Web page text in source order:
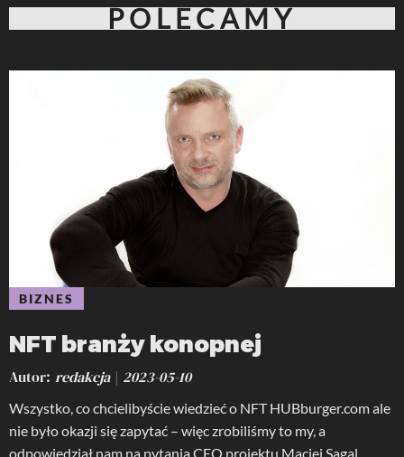
POLECAMY
BIZNES
NFT branży konopnej
Autor redakcja 2023-05-10
Wszystko, co chcielibyście wiedzieć o NFT HUBburger.com ale
nie było okazji się zapytać – więc zrobiliśmy to my, a
odpowiedział nam na pytania CEO projektu Maciej Sagal.